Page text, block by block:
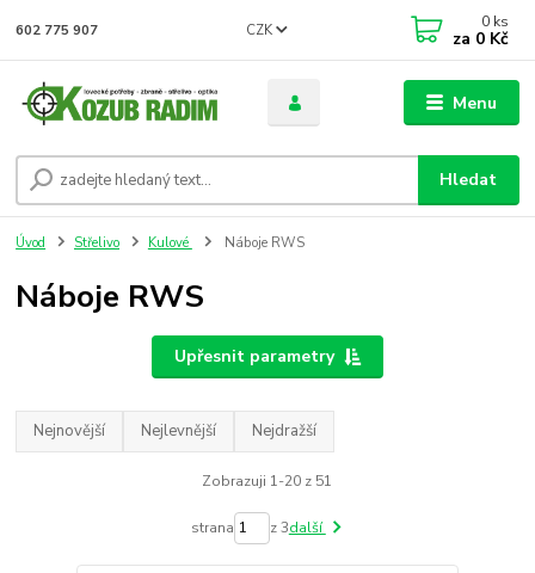
Menu
CZK
Hledat
602 775 907 0 ks
za 0 Kč
Úvod Střelivo Kulové Náboje RWS
Náboje RWS
Upřesnit parametry
Nejnovější Nejlevnější Nejdražší
Zobrazuji 1-20 z 51
strana z 3další